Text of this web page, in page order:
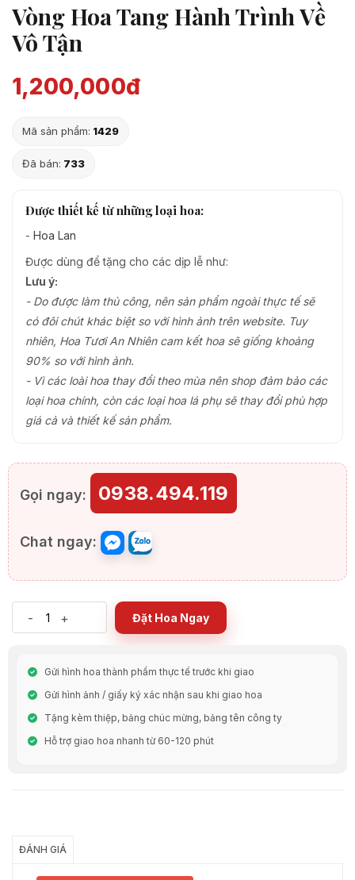
Vòng Hoa Tang Hành Trình Về
Vô Tận
1,200,000đ
Mã sản phẩm: 1429
Đã bán: 733
Được thiết kế từ những loại hoa:
- Hoa Lan
Được dùng để tặng cho các dịp lễ như:
Lưu ý:
- Do được làm thủ công, nên sản phẩm ngoài thực tế sẽ
có đôi chút khác biệt so với hình ảnh trên website. Tuy
nhiên, Hoa Tươi An Nhiên cam kết hoa sẽ giống khoảng
90% so với hình ảnh.
- Vì các loài hoa thay đổi theo mùa nên shop đảm bảo các
loại hoa chính, còn các loại hoa lá phụ sẽ thay đổi phù hợp
giá cả và thiết kế sản phẩm.
Gọi ngay: 0938.494.119
Chat ngay:
- + Đặt Hoa Ngay
Gửi hình hoa thành phẩm thực tế trước khi giao
Gửi hình ảnh / giấy ký xác nhận sau khi giao hoa
Tặng kèm thiệp, bảng chúc mừng, bảng tên công ty
Hỗ trợ giao hoa nhanh từ 60-120 phút
ĐÁNH GIÁ